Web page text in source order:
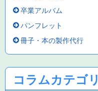
卒業アルバム
パンフレット
冊子・本の製作代行
コラムカテゴリ